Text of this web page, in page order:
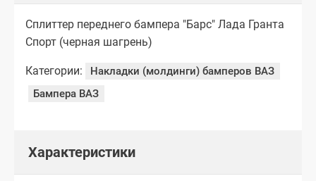
Сплиттер переднего бампера "Барс" Лада Гранта
Спорт (черная шагрень)
Категории:
Накладки (молдинги) бамперов ВАЗ
Бампера ВАЗ
Характеристики